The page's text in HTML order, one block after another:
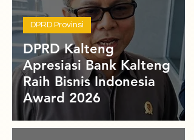
DPRD Kalteng
Apresiasi Bank Kalteng
Raih Bisnis Indonesia
Award 2026
DPRD Provinsi